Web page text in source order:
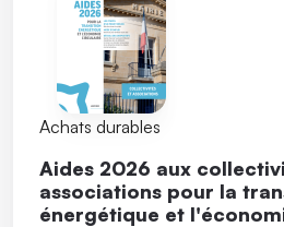
Achats durables
Aides 2026 aux
associations pour la
énergétique et